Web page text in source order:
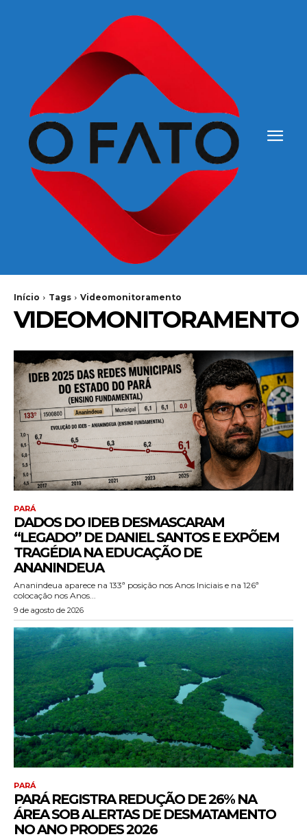
Início Tags Videomonitoramento
VIDEOMONITORAMENTO
PARÁ
DADOS DO IDEB DESMASCARAM
“LEGADO” DE DANIEL SANTOS E EXPÕEM
TRAGÉDIA NA EDUCAÇÃO DE
ANANINDEUA
Ananindeua aparece na 133ª posição nos Anos Iniciais e na 126ª
colocação nos Anos...
9 de agosto de 2026
PARÁ
PARÁ REGISTRA REDUÇÃO DE 26% NA
ÁREA SOB ALERTAS DE DESMATAMENTO
NO ANO PRODES 2026